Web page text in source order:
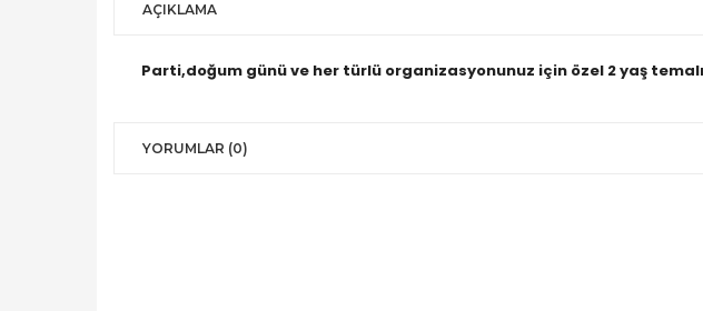
AÇIKLAMA
Parti,doğum günü ve her türlü organizasyonunuz için özel 2 yaş
YORUMLAR (0)